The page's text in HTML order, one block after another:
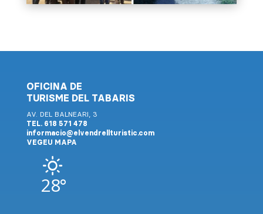
OFICINA DE
TURISME DEL TABARIS
AV. DEL BALNEARI, 3
TEL. 618 571 478
informacio@elvendrellturistic.com
VEGEU MAPA
28°